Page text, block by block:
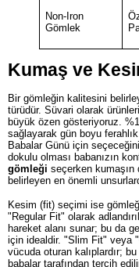
Non-Iron
Gömlek
Kumaş ve
Bir gömleğin kalitesini
türüdür. Süvari olarak
büyük özen gösteriyoruz.
sağlayarak gün boyu
Babalar Günü için
dokulu olması babanızın
gömleği seçerken
belirleyen en önemli
Kesim (fit) seçimi ise
"Regular Fit" olarak
hareket alanı sunar; bu da
için idealdir. "Slim Fit" veya
vücuda oturan kalıplardır;
babalar tarafından tercih